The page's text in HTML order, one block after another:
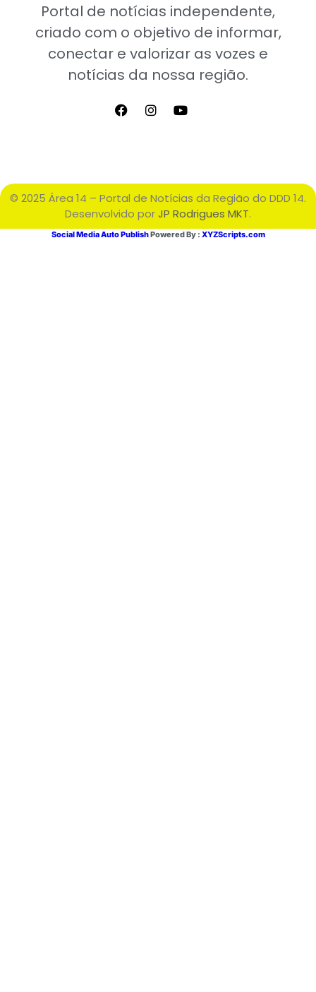
Portal de notícias independente,
criado com o objetivo de informar,
conectar e valorizar as vozes e
notícias da nossa região.
© 2025 Área 14 – Portal de Notícias da Região do DDD 14.
Desenvolvido porJP Rodrigues MKT.
Social Media Auto PublishPowered By : XYZScripts.com